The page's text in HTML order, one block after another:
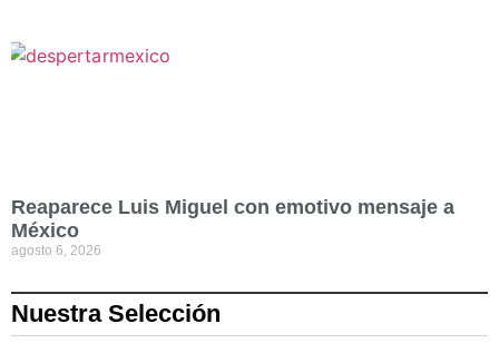
Reaparece Luis Miguel con emotivo mensaje a
México
agosto 6, 2026
Nuestra Selección